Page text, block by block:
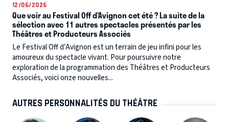
12/06/2026
Que voir au Festival Off d’Avignon cet été ? La suite de la
sélection avec 11 autres spectacles présentés par les
Théâtres et Producteurs Associés
Le Festival Off d’Avignon est un terrain de jeu infini pour les
amoureux du spectacle vivant. Pour poursuivre notre
exploration de la programmation des Théâtres et Producteurs
Associés, voici onze nouvelles...
AUTRES PERSONNALITÉS DU THÉÂTRE